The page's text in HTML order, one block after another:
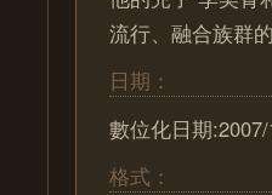
流行、融合族群
日期：
數位化日期:2007/
格式：